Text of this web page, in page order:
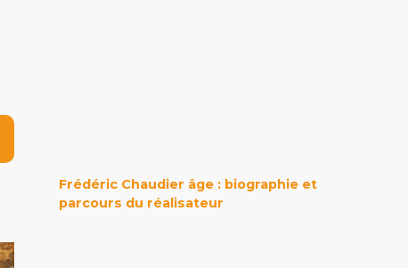
Frédéric Chaudier âge : biographie et
parcours du réalisateur